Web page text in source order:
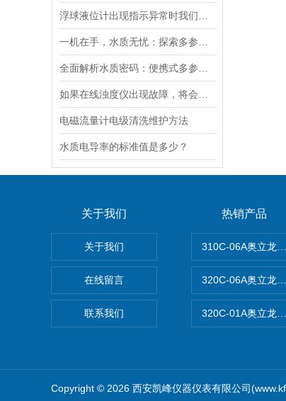
电磁流量计电级清洗维护方法
水质电导率的标准值是多少？
关于我们
关于我们
在线留言
联系我们
热销产品
310C-06A奥立龙
320C-06A奥立龙
320C-01A奥立龙
Copyright © 2026 西安凯峰仪器仪表有限公司